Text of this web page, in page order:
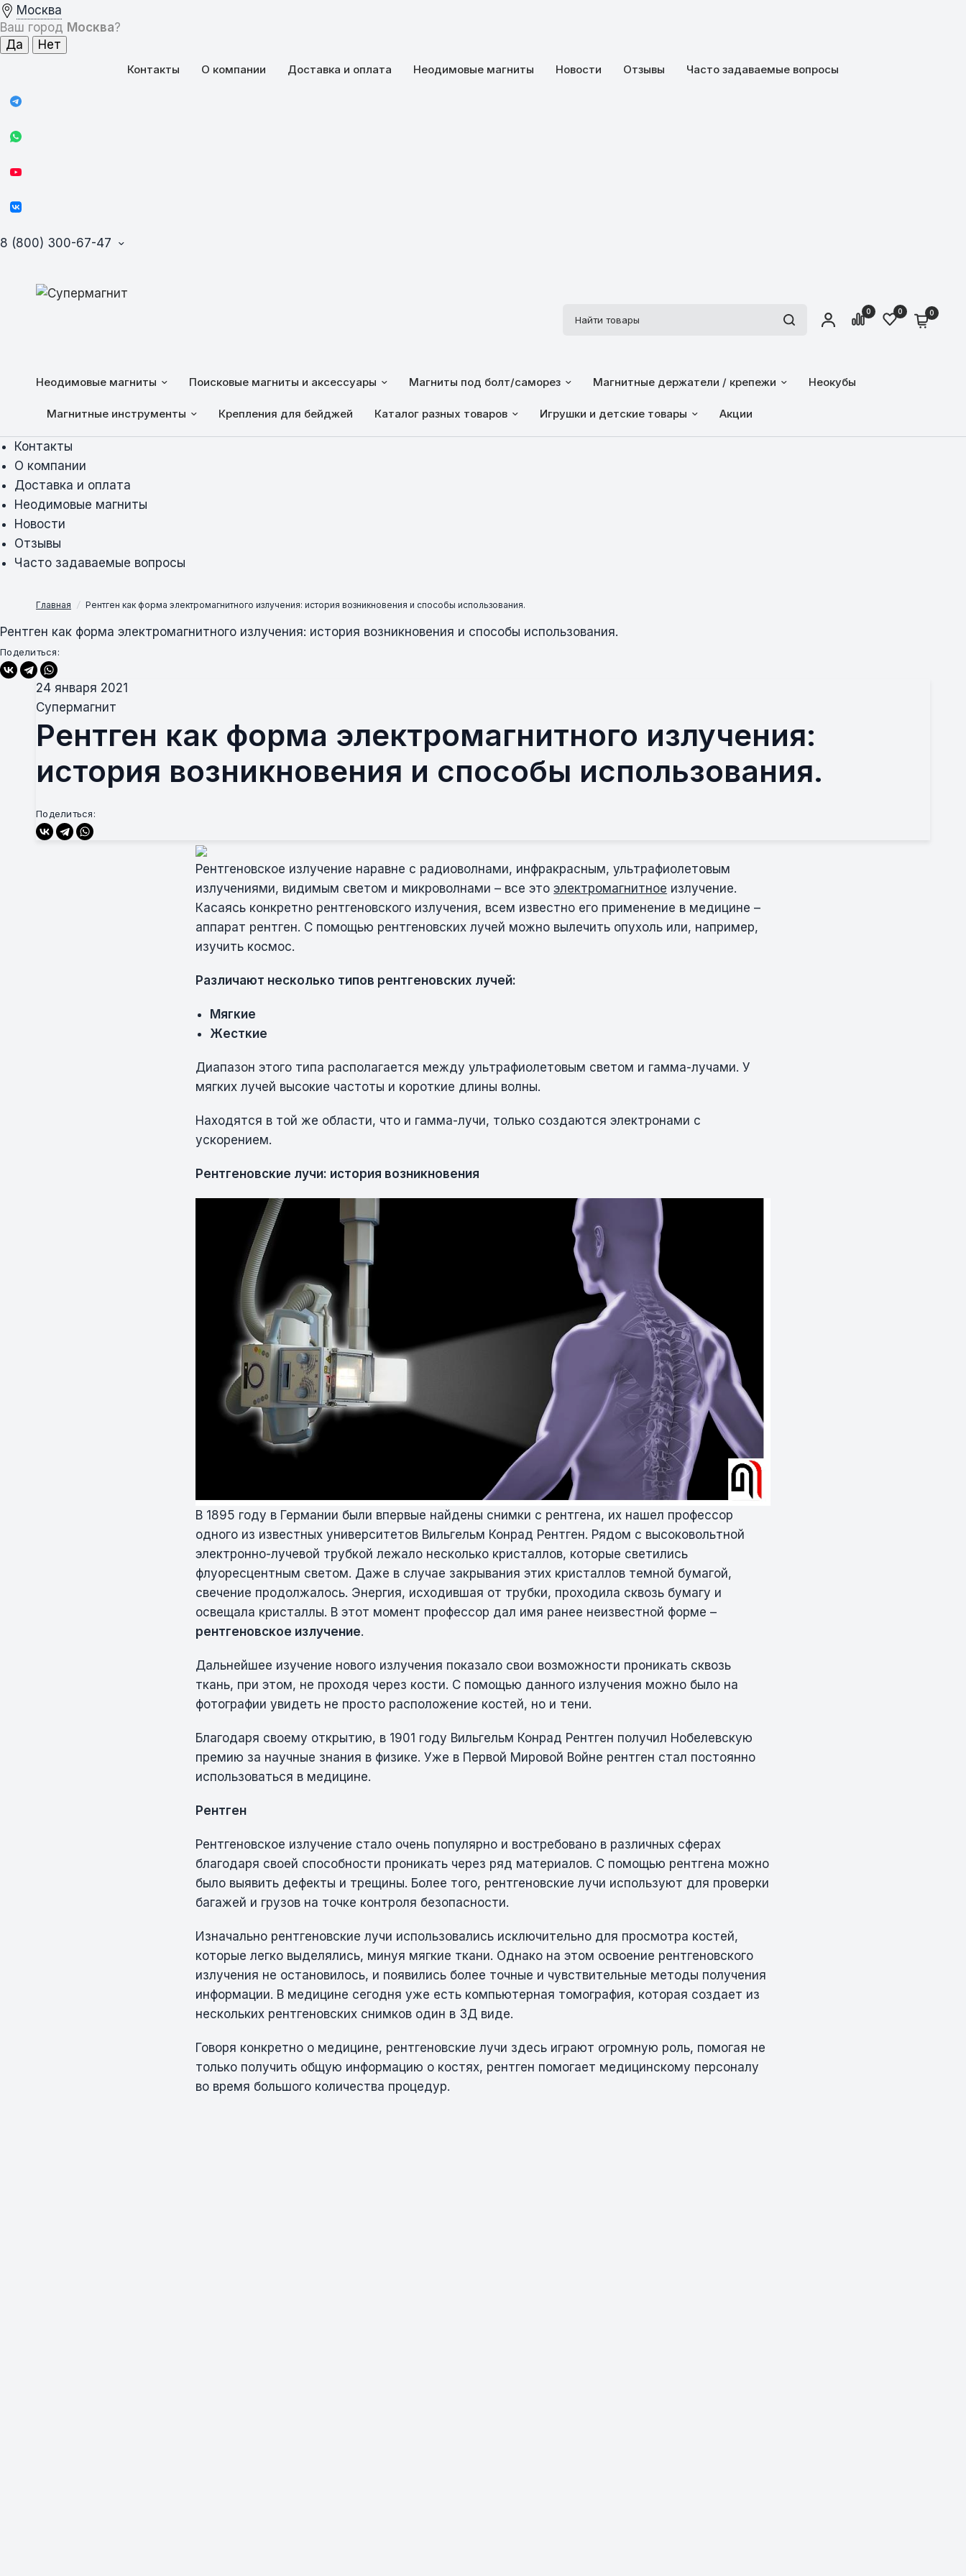
Москва
Ваш город Москва?
Контакты О компании Доставка и оплата Неодимовые магниты Новости Отзывы Часто задаваемые вопросы
8 (800) 300-67-47
0 0 0
Неодимовые магниты Поисковые магниты и аксессуары Магниты под болт/саморез Магнитные держатели / крепежи Неокубы
Магнитные инструменты Крепления для бейджей Каталог разных товаров Игрушки и детские товары Акции
Контакты
О компании
Доставка и оплата
Неодимовые магниты
Новости
Отзывы
Часто задаваемые вопросы
Главная / Рентген как форма электромагнитного излучения: история возникновения и способы использования.
Рентген как форма электромагнитного излучения: история возникновения и способы использования.
Поделиться:
24 января 2021
Супермагнит
Рентген как форма электромагнитного излучения:
история возникновения и способы использования.
Поделиться:
Рентгеновское излучение наравне с радиоволнами, инфракрасным, ультрафиолетовым
излучениями, видимым светом и микроволнами – все этоэлектромагнитное излучение.
Касаясь конкретно рентгеновского излучения, всем известно его применение в медицине –
аппарат рентген. С помощью рентгеновских лучей можно вылечить опухоль или, например,
изучить космос.
Различают несколько типов рентгеновских лучей:
Мягкие
Жесткие
Диапазон этого типа располагается между ультрафиолетовым светом и гамма-лучами. У
мягких лучей высокие частоты и короткие длины волны.
Находятся в той же области, что и гамма-лучи, только создаются электронами с
ускорением.
Рентгеновские лучи: история возникновения
В 1895 году в Германии были впервые найдены снимки с рентгена, их нашел профессор
одного из известных университетов Вильгельм Конрад Рентген. Рядом с высоковольтной
электронно-лучевой трубкой лежало несколько кристаллов, которые светились
флуоресцентным светом. Даже в случае закрывания этих кристаллов темной бумагой,
свечение продолжалось. Энергия, исходившая от трубки, проходила сквозь бумагу и
освещала кристаллы. В этот момент профессор дал имя ранее неизвестной форме –
рентгеновское излучение.
Дальнейшее изучение нового излучения показало свои возможности проникать сквозь
ткань, при этом, не проходя через кости. С помощью данного излучения можно было на
фотографии увидеть не просто расположение костей, но и тени.
Благодаря своему открытию, в 1901 году Вильгельм Конрад Рентген получил Нобелевскую
премию за научные знания в физике. Уже в Первой Мировой Войне рентген стал постоянно
использоваться в медицине.
Рентген
Рентгеновское излучение стало очень популярно и востребовано в различных сферах
благодаря своей способности проникать через ряд материалов. С помощью рентгена можно
было выявить дефекты и трещины. Более того, рентгеновские лучи используют для проверки
багажей и грузов на точке контроля безопасности.
Изначально рентгеновские лучи использовались исключительно для просмотра костей,
которые легко выделялись, минуя мягкие ткани. Однако на этом освоение рентгеновского
излучения не остановилось, и появились более точные и чувствительные методы получения
информации. В медицине сегодня уже есть компьютерная томография, которая создает из
нескольких рентгеновских снимков один в 3Д виде.
Говоря конкретно о медицине, рентгеновские лучи здесь играют огромную роль, помогая не
только получить общую информацию о костях, рентген помогает медицинскому персоналу
во время большого количества процедур.